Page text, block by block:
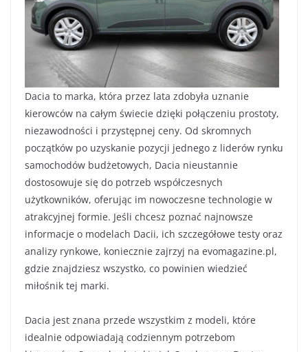
Dacia to marka, która przez lata zdobyła uznanie
kierowców na całym świecie dzięki połączeniu prostoty,
niezawodności i przystępnej ceny. Od skromnych
początków po uzyskanie pozycji jednego z liderów rynku
samochodów budżetowych, Dacia nieustannie
dostosowuje się do potrzeb współczesnych
użytkowników, oferując im nowoczesne technologie w
atrakcyjnej formie. Jeśli chcesz poznać najnowsze
informacje o modelach Dacii, ich szczegółowe testy oraz
analizy rynkowe, koniecznie zajrzyj na evomagazine.pl,
gdzie znajdziesz wszystko, co powinien wiedzieć
miłośnik tej marki.
Dacia jest znana przede wszystkim z modeli, które
idealnie odpowiadają codziennym potrzebom